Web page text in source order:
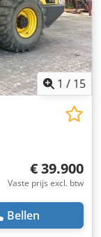
1 / 15
€ 39.900
Vaste prijs excl. btw
Bellen